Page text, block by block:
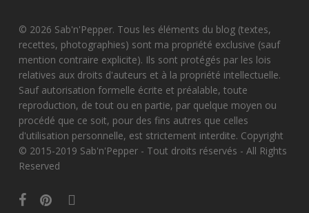
© 2026 Sab'n'Pepper. Tous les éléments du blog (textes,
recettes, photographies) sont ma propriété exclusive (sauf
mention contraire explicite). Ils sont protégés par les lois
relatives aux droits d'auteurs et à la propriété intellectuelle.
Sauf autorisation formelle écrite et préalable, toute
reproduction, de tout ou en partie, par quelque moyen ou
procédé que ce soit, pour des fins autres que celles
d'utilisation personnelle, est strictement interdite. Copyright
© 2015-2019 Sab'n'Pepper - Tout droits réservés - All Rights
Reserved
facebookpinterestinstagram